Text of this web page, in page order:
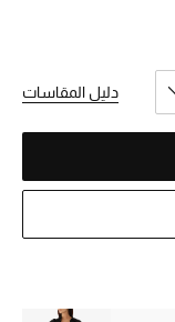
دليل المقاسات